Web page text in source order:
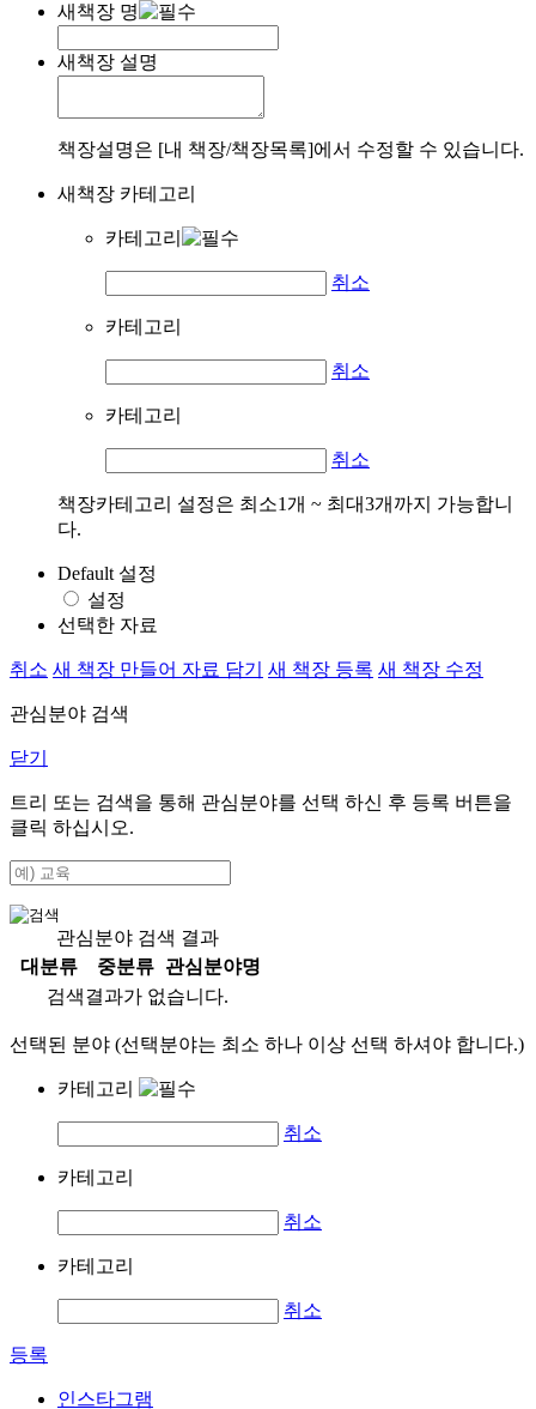
새책장 명
새책장 설명
책장설명은 [내 책장/책장목록]에서 수정할 수 있습니다.
새책장 카테고리
카테고리
취소
카테고리
취소
카테고리
취소
책장카테고리 설정은 최소1개 ~ 최대3개까지 가능합니
다.
Default 설정
설정
선택한 자료
취소 새 책장 만들어 자료 담기 새 책장 등록 새 책장 수정
관심분야 검색
닫기
트리 또는 검색을 통해 관심분야를 선택 하신 후 등록 버튼을
클릭 하십시오.
관심분야 검색 결과
대분류
중분류
관심분야명
검색결과가 없습니다.
선택된 분야 (선택분야는 최소 하나 이상 선택 하셔야 합니다.)
카테고리
취소
카테고리
취소
카테고리
취소
등록
인스타그램